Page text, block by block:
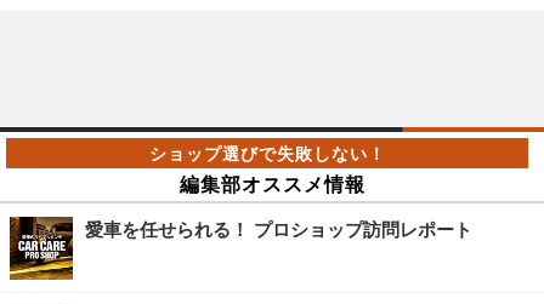
編集部オススメ情報
愛車を任せられる！ プロショップ訪問レポート